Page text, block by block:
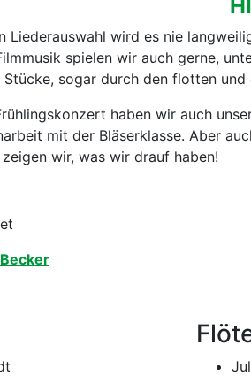
Liederauswahl wird es nie
spielen wir auch gerne,
sogar durch den flotten
haben wir auch
mit der Bläserklasse. Aber
wir, was wir drauf haben!